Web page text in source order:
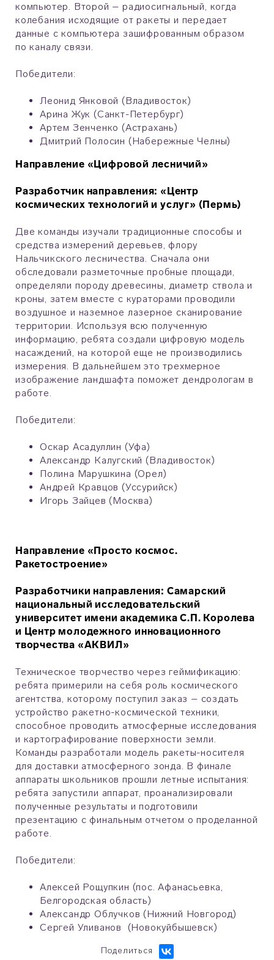
компьютер. Второй – радиосигнальный, когда
колебания исходящие от ракеты и передает
данные с компьютера зашифрованным образом
по каналу связи.
Победители:
Леонид Янковой (Владивосток)
Арина Жук (Санкт-Петербург)
Артем Зенченко (Астрахань)
Дмитрий Полосин (Набережные Челны)
Направление «Цифровой лесничий»
Разработчик направления: «Центр
космических технологий и услуг» (Пермь)
Две команды изучали традиционные способы и
средства измерений деревьев, флору
Нальчикского лесничества. Сначала они
обследовали разметочные пробные площади,
определяли породу древесины, диаметр ствола и
кроны, затем вместе с кураторами проводили
воздушное и наземное лазерное сканирование
территории. Используя всю полученную
информацию, ребята создали цифровую модель
насаждений, на которой еще не производились
измерения. В дальнейшем это трехмерное
изображение ландшафта поможет дендрологам в
работе.
Победители:
Оскар Асадуллин (Уфа)
Александр Калугский (Владивосток)
Полина Марушкина (Орел)
Андрей Кравцов (Уссурийск)
Игорь Зайцев (Москва)
Направление «Просто космос.
Ракетостроение»
Разработчики направления: Самарский
национальный исследовательский
университет имени академика С.П. Королева
и Центр молодежного инновационного
творчества «АКВИЛ»
Техническое творчество через геймификацию:
ребята примерили на себя роль космического
агентства, которому поступил заказ – создать
устройство ракетно-космической техники,
способное проводить атмосферные исследования
и картографирование поверхности земли.
Команды разработали модель ракеты-носителя
для доставки атмосферного зонда. В финале
аппараты школьников прошли летные испытания:
ребята запустили аппарат, проанализировали
полученные результаты и подготовили
презентацию с финальным отчетом о проделанной
работе.
Победители:
Алексей Рощупкин (пос. Афанасьевка,
Белгородская область)
Александр Облучков (Нижний Новгород)
Сергей Уливанов (Новокуйбышевск)
Поделиться